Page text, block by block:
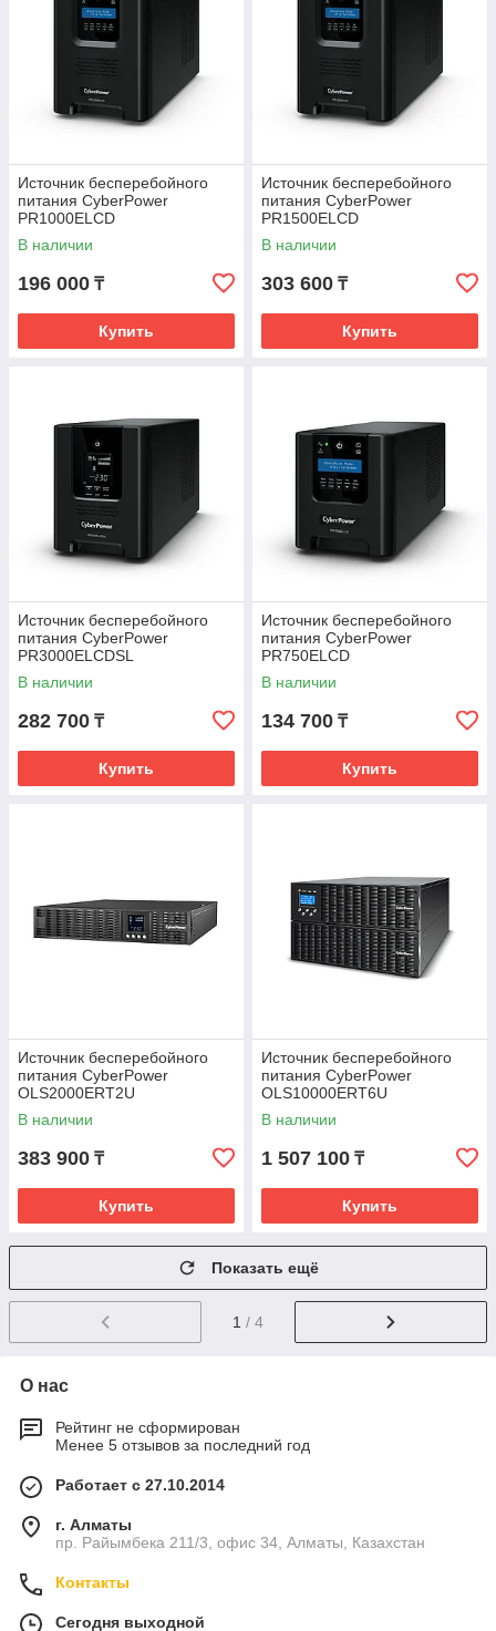
Источник бесперебойного
питания CyberPower
PR1000ELCD
В наличии
196 000 ₸
Купить
Источник бесперебойного
питания CyberPower
PR1500ELCD
В наличии
303 600 ₸
Купить
Источник бесперебойного
питания CyberPower
PR3000ELCDSL
В наличии
282 700 ₸
Купить
Источник бесперебойного
питания CyberPower
PR750ELCD
В наличии
134 700 ₸
Купить
Источник бесперебойного
питания CyberPower
OLS2000ERT2U
В наличии
383 900 ₸
Купить
Источник бесперебойного
питания CyberPower
OLS10000ERT6U
В наличии
1 507 100 ₸
Купить
Показать ещё
1 / 4
О нас
Рейтинг не сформирован
Менее 5 отзывов за последний год
Работает с 27.10.2014
г. Алматы
пр. Райымбека 211/3, офис 34, Алматы, Казахстан
Контакты
Сегодня выходной